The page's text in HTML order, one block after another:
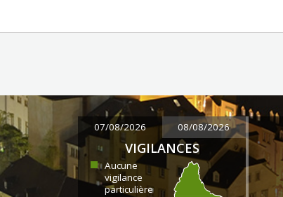
07/08/2026 08/08/2026
VIGILANCES
Aucune
vigilance
particulière